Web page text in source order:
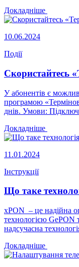
Докладніше
10.06.2024
Події
Скористайтесь
У абонентів є
програмою
днів. Умови:
Докладніше
11.01.2024
Інструкції
Що таке
xPON – це надійна
технологією GePON
надсучасна
Докладніше